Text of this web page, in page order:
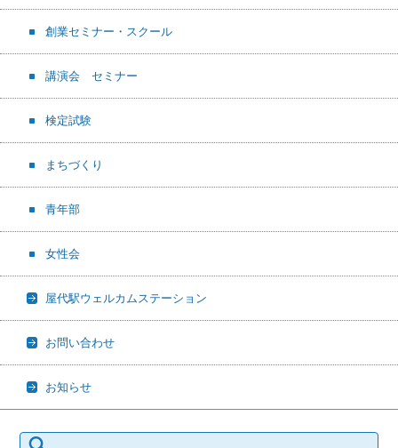
創業セミナー・スクール
講演会 セミナー
検定試験
まちづくり
青年部
女性会
屋代駅ウェルカムステーション
お問い合わせ
お知らせ
索: